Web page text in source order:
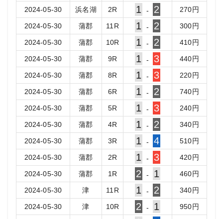
2024-05-30 浜名湖 2R 1 - 2 270円
2024-05-30 蒲郡 11 R 1 - 2 300円
2024-05-30 蒲郡 10R 1 - 2 410円
2024-05-30 蒲郡 9R 1 - 3 440円
2024-05-30 蒲郡 8R 1 - 3 220円
2024-05-30 蒲郡 6R 1 - 2 740円
2024-05-30 蒲郡 5R 1 - 3 240円
2024-05-30 蒲郡 4R 1 - 2 340円
2024-05-30 蒲郡 3R 1 - 4 510円
2024-05-30 蒲郡 2R 1 - 3 420円
2024-05-30 蒲郡 1 R 2 - 1 460円
2024-05-30 津 11 R 1 - 2 340円
2024-05-30 津 10R 2 - 1 950円